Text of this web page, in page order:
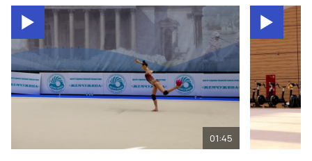
01:45